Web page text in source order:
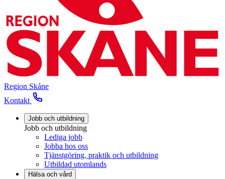
Region Skåne
Kontakt
Jobb och utbildning
Jobb och utbildning
Lediga jobb
Jobba hos oss
Tjänstgöring, praktik och utbildning
Utbildad utomlands
Hälsa och vård